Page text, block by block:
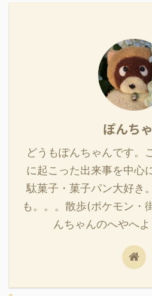
ぽんち
どうもぽんちゃんです。
に起こった出来事を中心
駄菓子・菓子パン大好き
も。。。散歩(ポケモン・
んちゃんのへやへよ